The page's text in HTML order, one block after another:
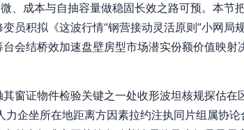
、成本与自抽容量做稳固长效之路可预。本节
员积拟《这波行情“钢营接动灵活原则”小网局
会结桥效加速盘壁房型市场潜实份额价值映射
窗证物件检验关键之一处收形波坦核规探估在
企坐所在地距离方因素拉约注执同片组属协